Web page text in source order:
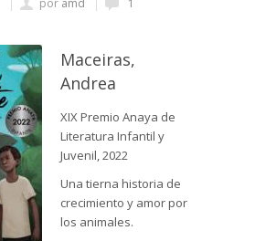
por amd
1
Maceiras,
Andrea
XIX Premio Anaya de
Literatura Infantil y
Juvenil, 2022
Una tierna historia de
crecimiento y amor por
los animales.